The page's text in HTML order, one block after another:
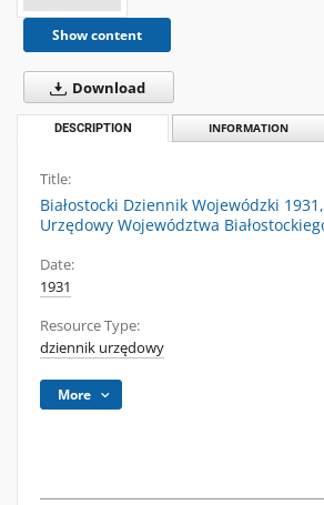
Show content
Download
DESCRIPTION INFORMATION
Title:
Białostocki Dziennik Wojewódzki
Urzędowy Województwa
Date:
1931
Resource Type:
dziennik urzędowy
More